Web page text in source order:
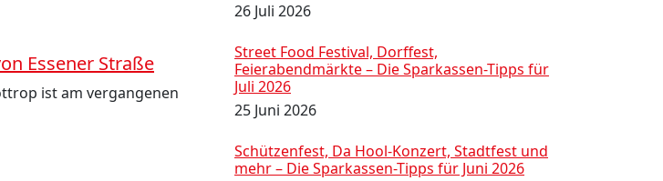
Essener Straße
ist am vergangenen
26 Juli 2026
Street Food Festival, Dorffest,
Feierabendmärkte – Die Sparkassen-Tipps für
Juli 2026
25 Juni 2026
Schützenfest, Da Hool-Konzert, Stadtfest und
mehr – Die Sparkassen-Tipps für Juni 2026